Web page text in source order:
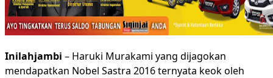
Inilahjambi – Haruki Murakami yang dijagokan
mendapatkan Nobel Sastra 2016 ternyata keok oleh